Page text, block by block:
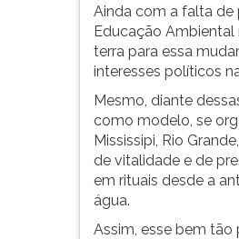
Ainda com a falta de
Educação Ambiental
terra para essa
interesses políticos
Mesmo, diante
como modelo, se
Mississipi, Rio
de vitalidade e de
em rituais desde a
água.
Assim, esse bem tão